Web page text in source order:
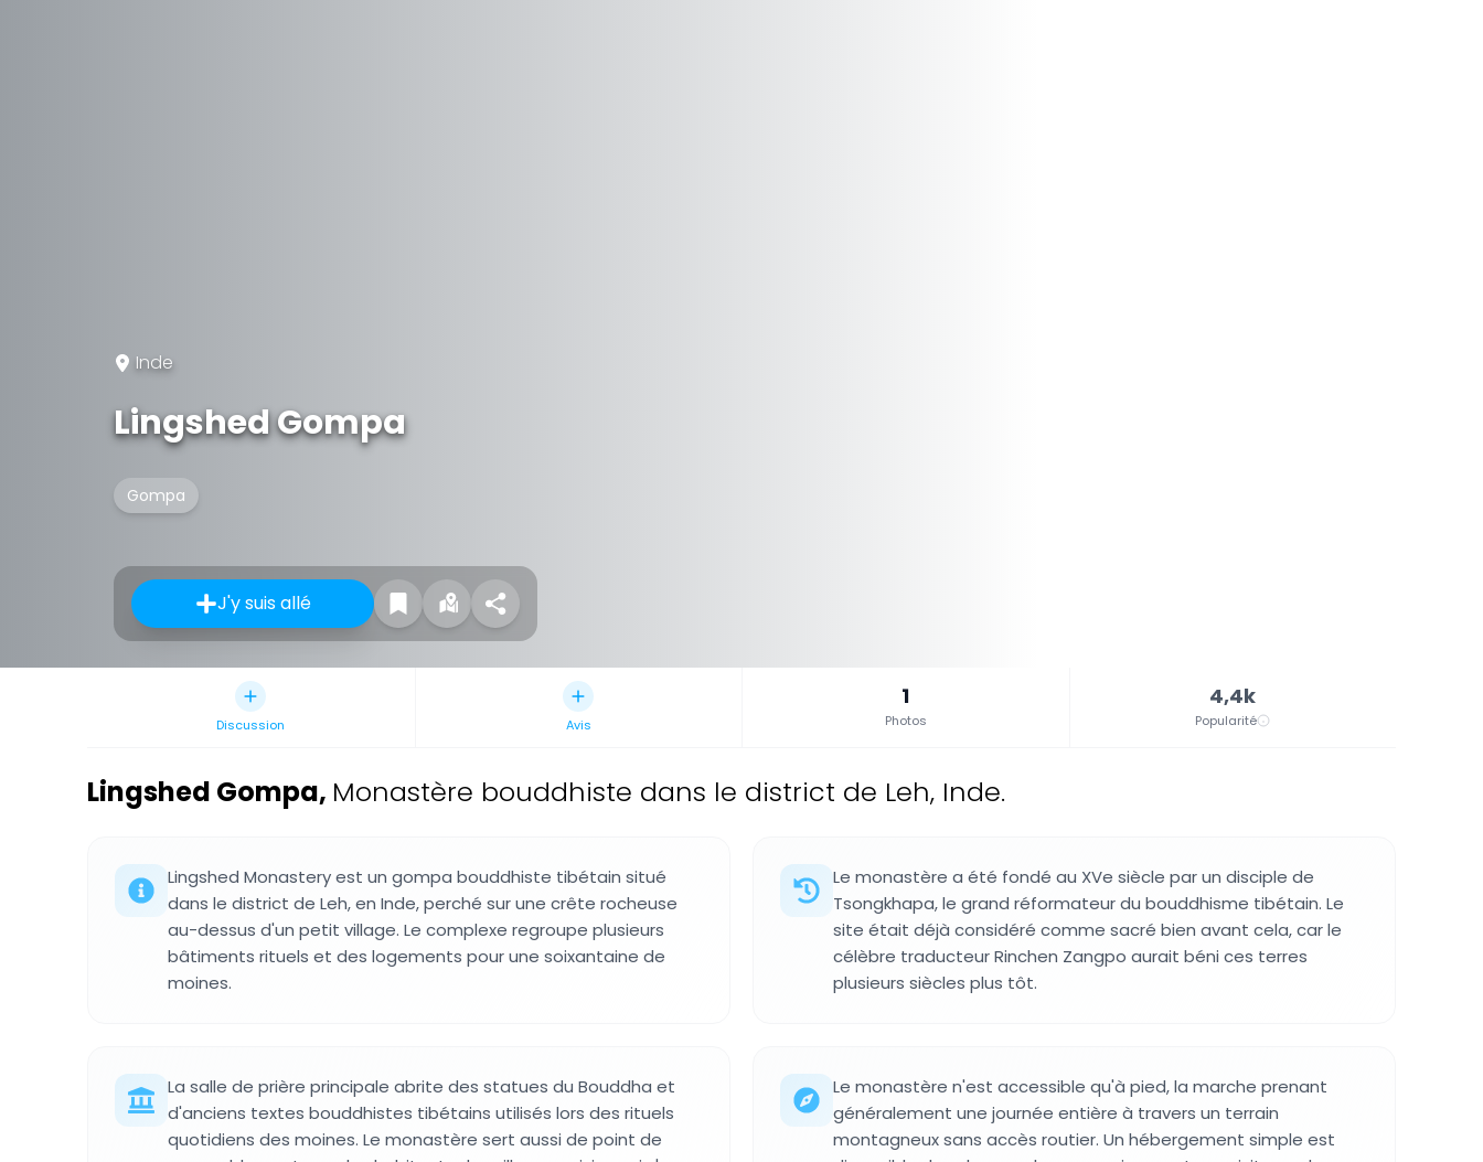
Inde
Lingshed Gompa
Gompa
J'y suis allé
Discussion Avis
1
Photos
4,4k
Popularité
Lingshed Gompa, Monastère bouddhiste dans le district de Leh, Inde.
Lingshed Monastery est un gompa bouddhiste tibétain situé
dans le district de Leh, en Inde, perché sur une crête rocheuse
au-dessus d'un petit village. Le complexe regroupe plusieurs
bâtiments rituels et des logements pour une soixantaine de
moines.
Le monastère a été fondé au XVe siècle par un disciple de
Tsongkhapa, le grand réformateur du bouddhisme tibétain. Le
site était déjà considéré comme sacré bien avant cela, car le
célèbre traducteur Rinchen Zangpo aurait béni ces terres
plusieurs siècles plus tôt.
La salle de prière principale abrite des statues du Bouddha et
d'anciens textes bouddhistes tibétains utilisés lors des rituels
quotidiens des moines. Le monastère sert aussi de point de
Le monastère n'est accessible qu'à pied, la marche prenant
généralement une journée entière à travers un terrain
montagneux sans accès routier. Un hébergement simple est